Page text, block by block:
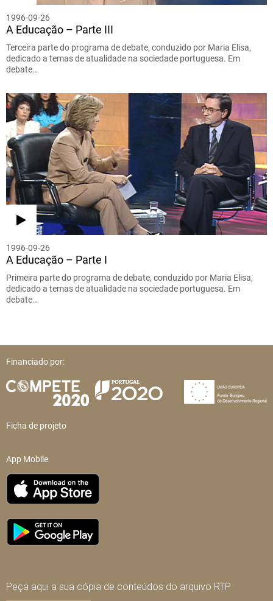
1996-09-26
A Educação – Parte III
Terceira parte do programa de debate, conduzido por Maria Elisa,
dedicado a temas de atualidade na sociedade portuguesa. Em
debate…
1996-09-26
A Educação – Parte I
Primeira parte do programa de debate, conduzido por Maria Elisa,
dedicado a temas de atualidade na sociedade portuguesa. Em
debate…
Financiado por:
Ficha de projeto
App Mobile
Peça aqui a sua cópia de conteúdos do arquivo RTP